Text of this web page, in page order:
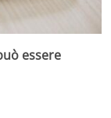
essere